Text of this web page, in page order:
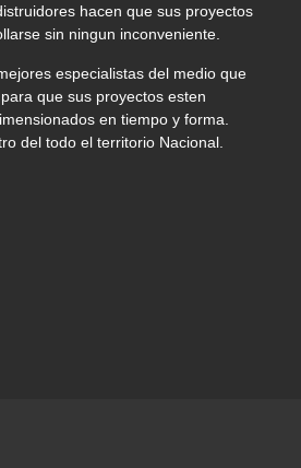
hacen que sus proyectos
sin ningun inconveniente.
especialistas del medio que
que sus proyectos esten
en tiempo y forma.
del todo el territorio Nacional.